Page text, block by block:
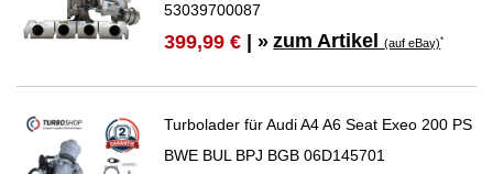
53039700087
399,99 € | » zum Artikel(auf eBay)*
Turbolader für Audi A4 A6 Seat Exeo 200 PS
BWE BUL BPJ BGB 06D145701